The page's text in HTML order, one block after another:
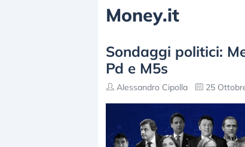
Money.it
Sondaggi politici:
Pd e M5s
Alessandro Cipolla 25